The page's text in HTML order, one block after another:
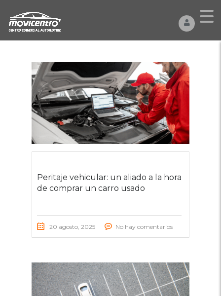
Peritaje vehicular: un aliado a la hora
de comprar un carro usado
20 agosto, 2025 No hay comentarios